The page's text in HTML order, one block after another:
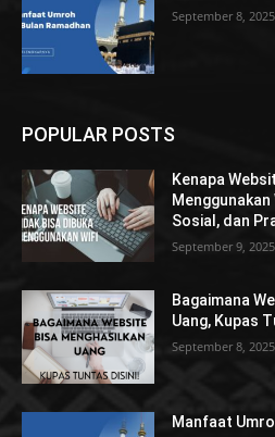
September 8, 2025
POPULAR POSTS
Kenapa
Menggunakan
Sosial, dan
September 9, 2025
Bagaimana
Uang, Kupas
September 8, 2025
Manfaat